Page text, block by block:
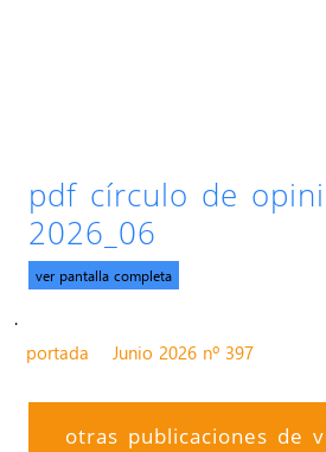
pdf círculo de
2026_06
ver pantalla completa
.
portada
Junio 2026 nº 397
otras publicaciones de